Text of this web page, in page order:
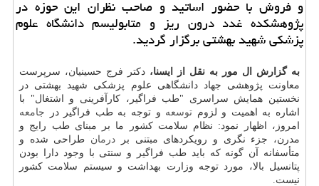
و فروش با حضور اساتید و صاحب نظران این حوزه در
پژوهشكده غدد درون ریز و متابولیسم دانشگاه علوم
پزشكی شهید بهشتی برگزار گردید.
به گزارش ال مور به نقل از ایسنا، دكتر فرج حسینیان، سرپرست
معاونت پژوهشی جهاد دانشگاهی علوم پزشكی شهید بهشتی در
نخستین همایش سراسری "طب فراگیر، كارآفرینی و اشتغال" با
اشاره به اهمیت و لزوم توسعه و توجه به طب فراگیر در جامعه
امروز، اظهار نمود: نظام سلامت كشور ما بر مبنای طب رایج و
مدرن، جزء نگری و رویكردهای مبتنی بر درمان طراحی شده و
متأسفانه آن گونه كه باید طب فراگیر و سنتی با وجود دارا بودن
پتانسیل بالا، مورد توجه وزارت بهداشت و سیستم سلامت كشور
نیست.